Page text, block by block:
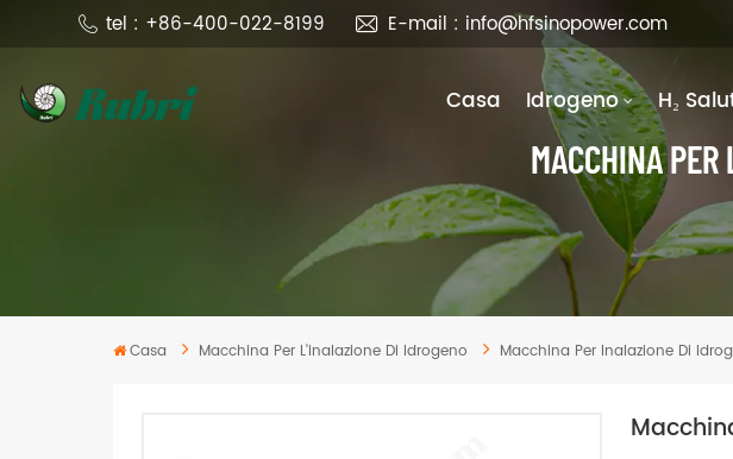
tel : +86-400-022-8199 E-mail : info@hfsinopower.com
Casa Idrogeno H₂
MACCHINA
Casa Macchina Per L'inalazione Di Idrogeno Macchina Per Inalazione Di